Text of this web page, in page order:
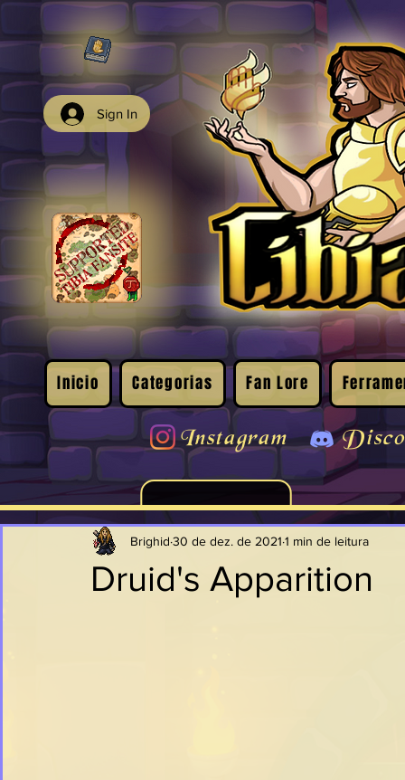
Sign In
Inicio Categorias Fan Lore
Instagram
Druid's Apparition
Brighid 30 de dez. de 2021 1 min de leitura